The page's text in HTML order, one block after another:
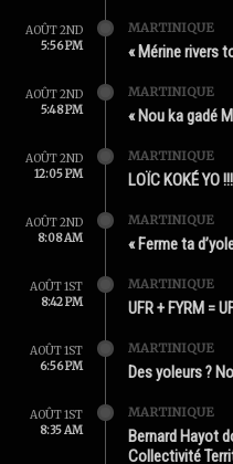
AOÛT 2ND
5:56 PM
MARTINIQUE
« Mérine rivers
AOÛT 2ND
5:48 PM
MARTINIQUE
« Nou ka gadé
AOÛT 2ND
12:05 PM
MARTINIQUE
LOÏC KOKÉ YO !!!
AOÛT 2ND
8:08 AM
MARTINIQUE
« Ferme ta
AOÛT 1ST
8:42 PM
MARTINIQUE
UFR + FYRM =
AOÛT 1ST
6:56 PM
MARTINIQUE
Des yoleurs ?
AOÛT 1ST
8:35 AM
MARTINIQUE
Bernard Hayot
Collectivité